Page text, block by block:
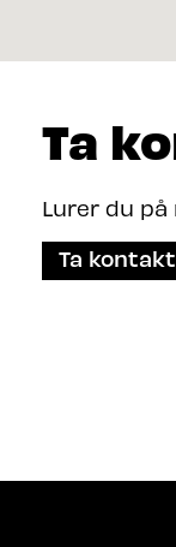
Ta
Lurer du på
Ta